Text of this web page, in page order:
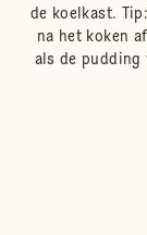
de koelkast.
na het koken
als de pudding